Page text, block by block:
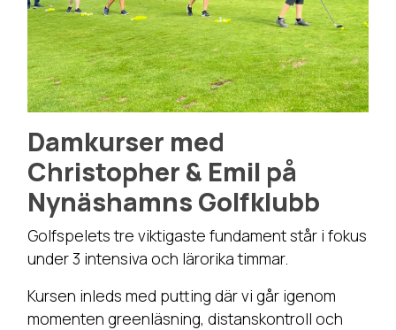
Damkurser med
Christopher & Emil på
Nynäshamns Golfklubb
Golfspelets tre viktigaste fundament står i fokus
under 3 intensiva och lärorika timmar.
Kursen inleds med putting där vi går igenom
momenten greenläsning, distanskontroll och